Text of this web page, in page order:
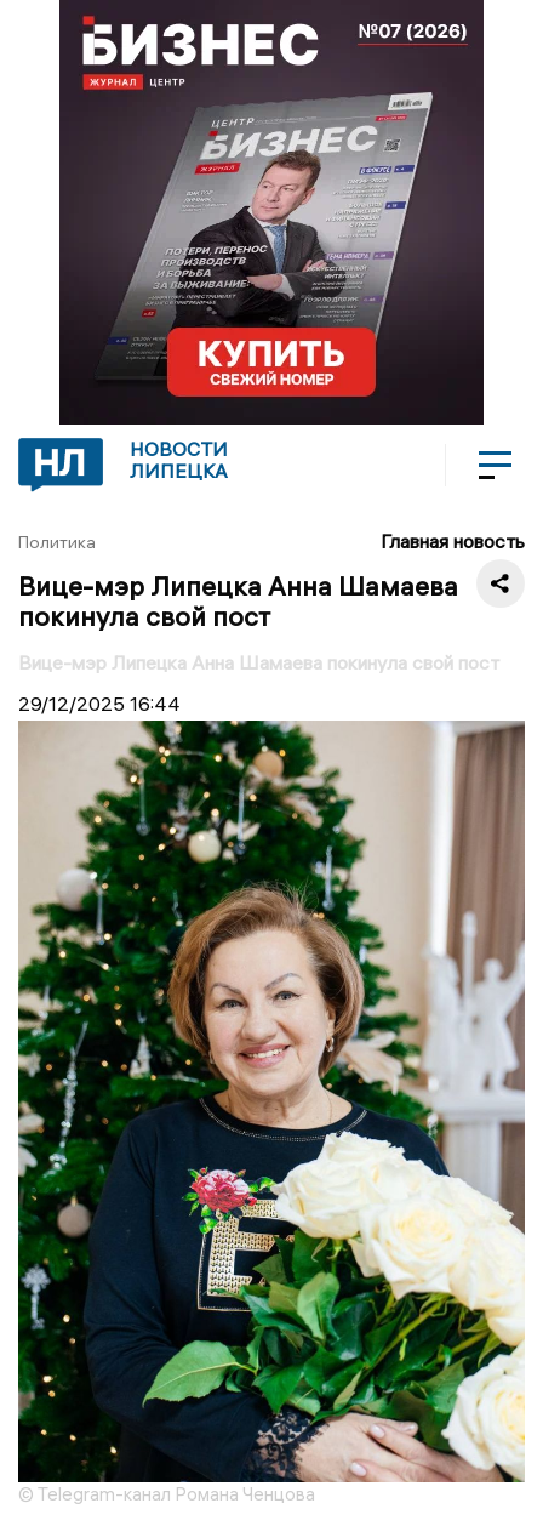
НОВОСТИ
ЛИПЕЦКА
Политика Главная новость
Вице-мэр Липецка Анна Шамаева
покинула свой пост
Вице-мэр Липецка Анна Шамаева покинула свой пост
29/12/2025 16:44
© Telegram-канал Романа Ченцова